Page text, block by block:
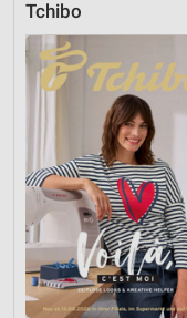
Tchibo